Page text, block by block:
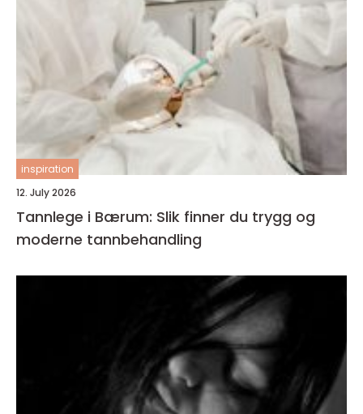
inspiration
12. July 2026
Tannlege i Bærum: Slik finner du trygg og
moderne tannbehandling